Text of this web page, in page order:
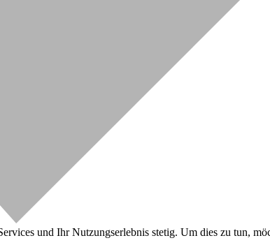
und Ihr Nutzungserlebnis stetig. Um dies zu tun,